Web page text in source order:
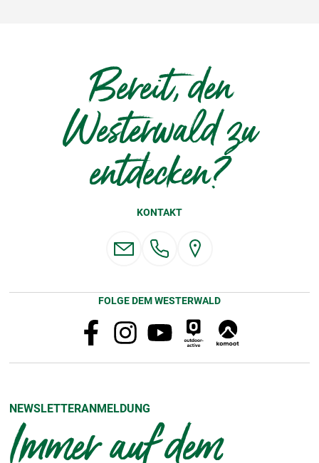
Bereit, den
Westerwald zu
entdecken?
KONTAKT
FOLGE DEM WESTERWALD
NEWSLETTERANMELDUNG
Immer auf dem